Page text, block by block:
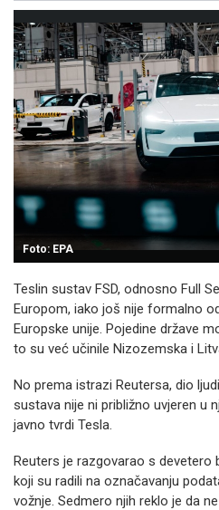
Foto: EPA
Teslin sustav FSD, odnosno Full
Europom, iako još nije formalno
Europske unije. Pojedine države
to su već učinile Nizozemska i
No prema istrazi Reutersa, dio
sustava nije ni približno uvjeren u
javno tvrdi Tesla.
Reuters je razgovarao s devetero
koji su radili na označavanju
vožnje. Sedmero njih reklo je da